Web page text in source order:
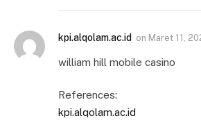
kpi.alqolam.ac.id on Maret 11,
william hill mobile casino
References:
kpi.alqolam.ac.id